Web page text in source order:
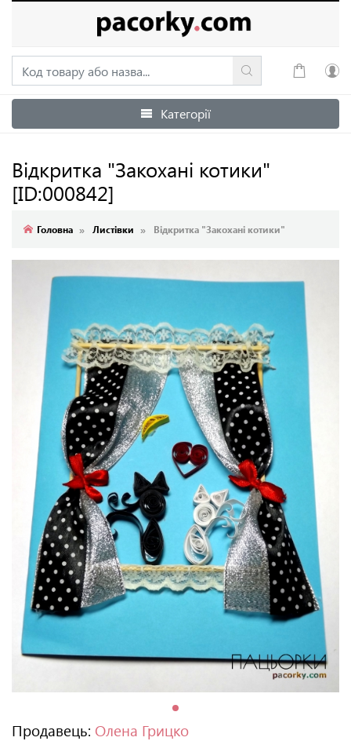
Увійти
Категорії
Відкритка "Закохані котики"
[ID:000842]
Головна Листівки Відкритка "Закохані котики"
Продавець: Олена Грицко